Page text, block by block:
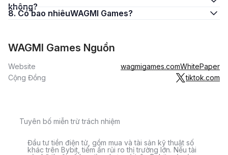
không?
8. Có bao nhiêuWAGMI Games?
WAGMI Games Nguồn
Website wagmigames.comWhitePaper
Cộng Đồng
tiktok.com
Tuyên bố miễn trừ trách nhiệm
Đầu tư tiền điện tử, gồm mua và tài sản kỹ thuật số
khác trên Bybit, tiềm ẩn rủi ro thị trường lớn. Nếu tài